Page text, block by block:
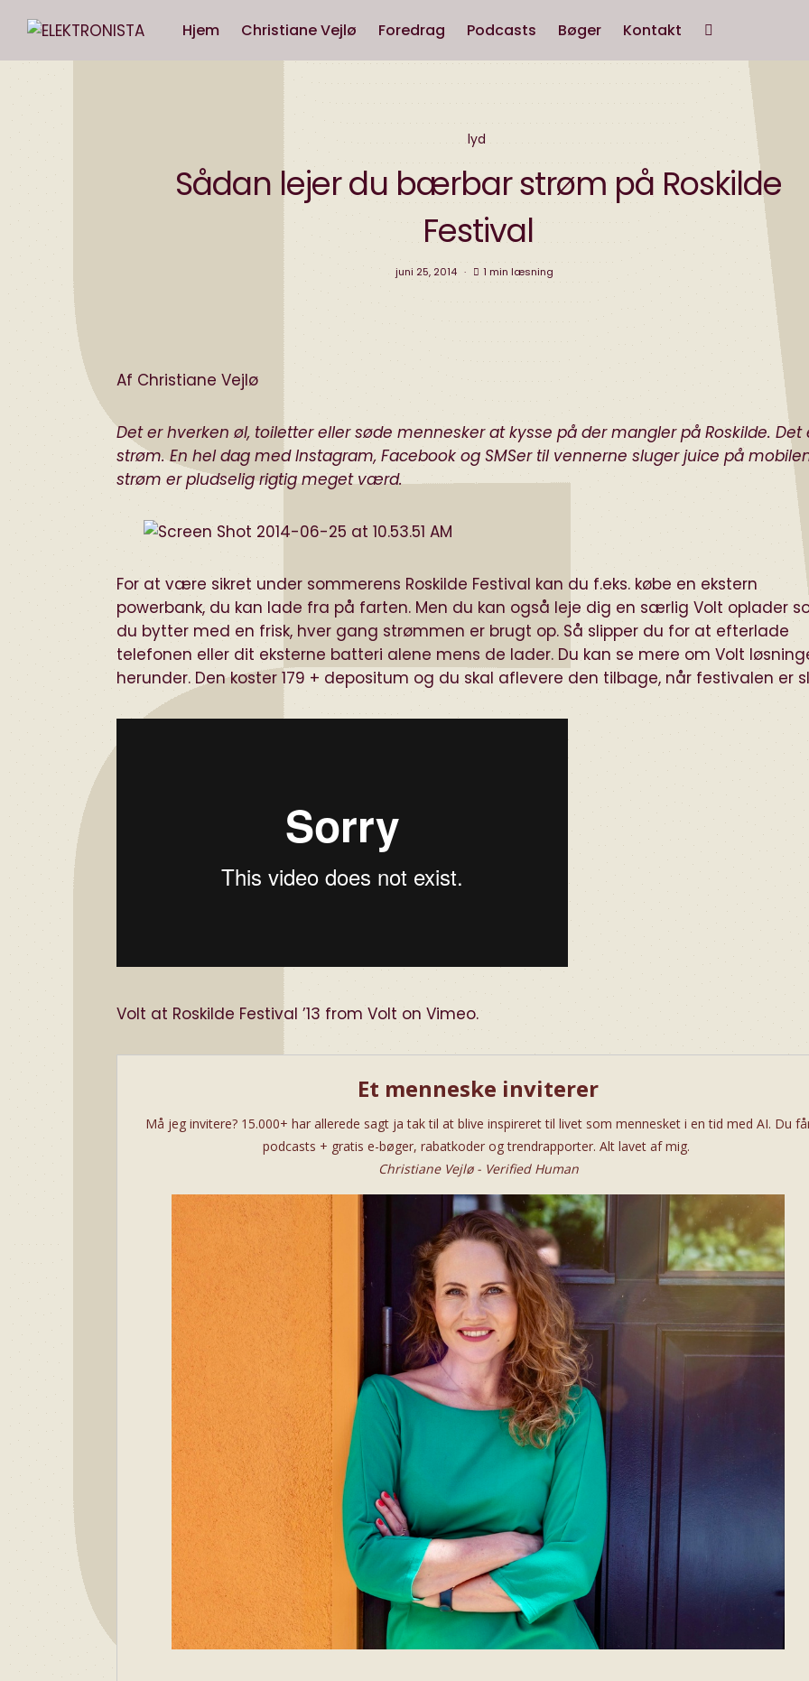
Hjem Christiane Vejlø Foredrag Podcasts Bøger Kontakt
lyd
Sådan lejer du bærbar strøm på Roskilde
Festival
juni 25, 2014 1 min læsning
Af Christiane Vejlø
Det er hverken øl, toiletter eller søde mennesker at kysse på der mangler på Roskilde. Det
strøm. En hel dag med Instagram, Facebook og SMSer til vennerne sluger juice på
strøm er pludselig rigtig meget værd.
For at være sikret under sommerens Roskilde Festival kan du f.eks. købe en ekstern
powerbank, du kan lade fra på farten. Men du kan også leje dig en særligVoltoplader
du bytter med en frisk, hver gang strømmen er brugt op. Så slipper du for at efterlade
telefonen eller dit eksterne batteri alene mens de lader. Du kan se mere om Volt
herunder. Den koster 179 + depositum og du skal aflevere den tilbage, når festivalen er
Volt at Roskilde Festival ’13fromVolt onVimeo.